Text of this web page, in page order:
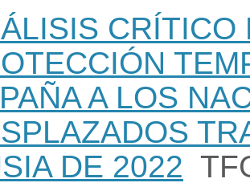
CRÍTICO
A LOS
DE 2022